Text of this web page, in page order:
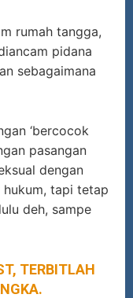
rumah tangga,
pidana
sebagaimana
‘bercocok
pasangan
dengan
hukum, tapi tetap
deh, sampe
TERBITLAH